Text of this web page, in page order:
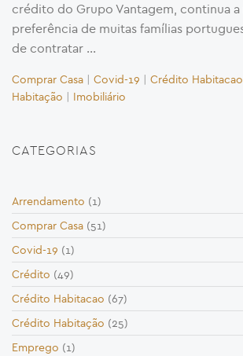
crédito do Grupo Vantagem, continua a
preferência de muitas famílias
de contratar …
Comprar Casa | Covid-19 | Crédito Habitacao
Habitação | Imobiliário
CATEGORIAS
Arrendamento (1)
Comprar Casa (51)
Covid-19 (1)
Crédito (49)
Crédito Habitacao (67)
Crédito Habitação (25)
Emprego (1)